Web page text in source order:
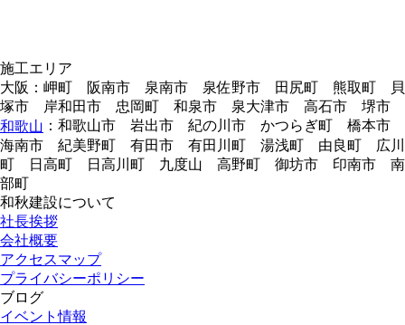
施工エリア
大阪：岬町 阪南市 泉南市 泉佐野市 田尻町 熊取町 貝
塚市 岸和田市 忠岡町 和泉市 泉大津市 高石市 堺市
和歌山 ：和歌山市 岩出市 紀の川市 かつらぎ町 橋本市
海南市 紀美野町 有田市 有田川町 湯浅町 由良町 広川
町 日高町 日高川町 九度山 高野町 御坊市 印南市 南
部町
和秋建設について
社長挨拶
会社概要
アクセスマップ
プライバシーポリシー
ブログ
イベント情報